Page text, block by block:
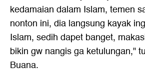
kedamaian dalam Islam, temen
nonton ini, dia langsung kayak
Islam, sedih dapet banget,
bikin gw nangis ga ketulungan,"
Buana.